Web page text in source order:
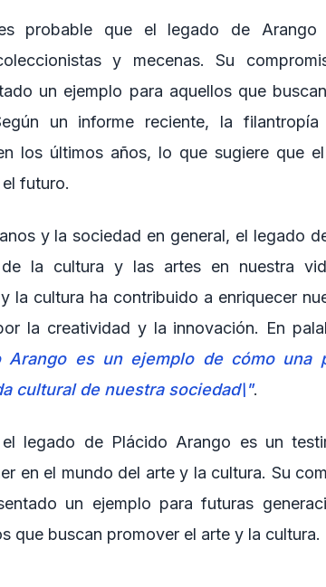
probable que el legado de Arango
y mecenas. Su
un ejemplo para aquellos que
un informe reciente, la
los últimos años, lo que sugiere que
futuro.
y la sociedad en general, el legado
la cultura y las artes en nuestra
la cultura ha contribuido a enriquecer
la creatividad y la innovación. En
Arango es un ejemplo de cómo una
cultural de nuestra sociedad\".
el legado de Plácido Arango es un
en el mundo del arte y la cultura. Su
un ejemplo para futuras
que buscan promover el arte y la cultura.